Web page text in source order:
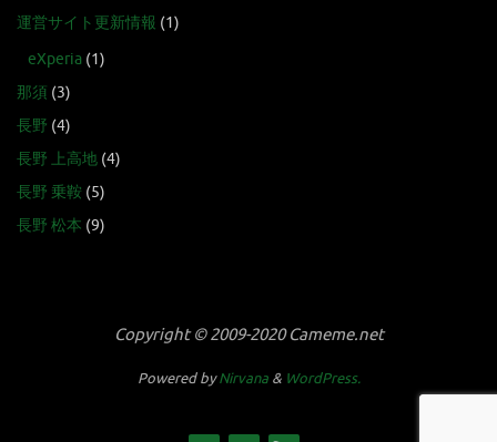
運営サイト更新情報 (1)
eXperia (1)
那須 (3)
長野 (4)
長野 上高地 (4)
長野 乗鞍 (5)
長野 松本 (9)
Copyright © 2009-2020 Cameme.net
Powered byNirvana& WordPress.